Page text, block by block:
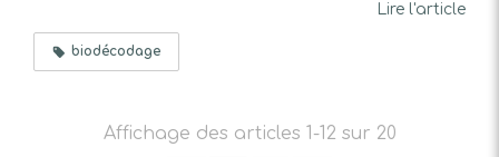
Lire l'article
biodécodage
Affichage des articles 1-12 sur 20